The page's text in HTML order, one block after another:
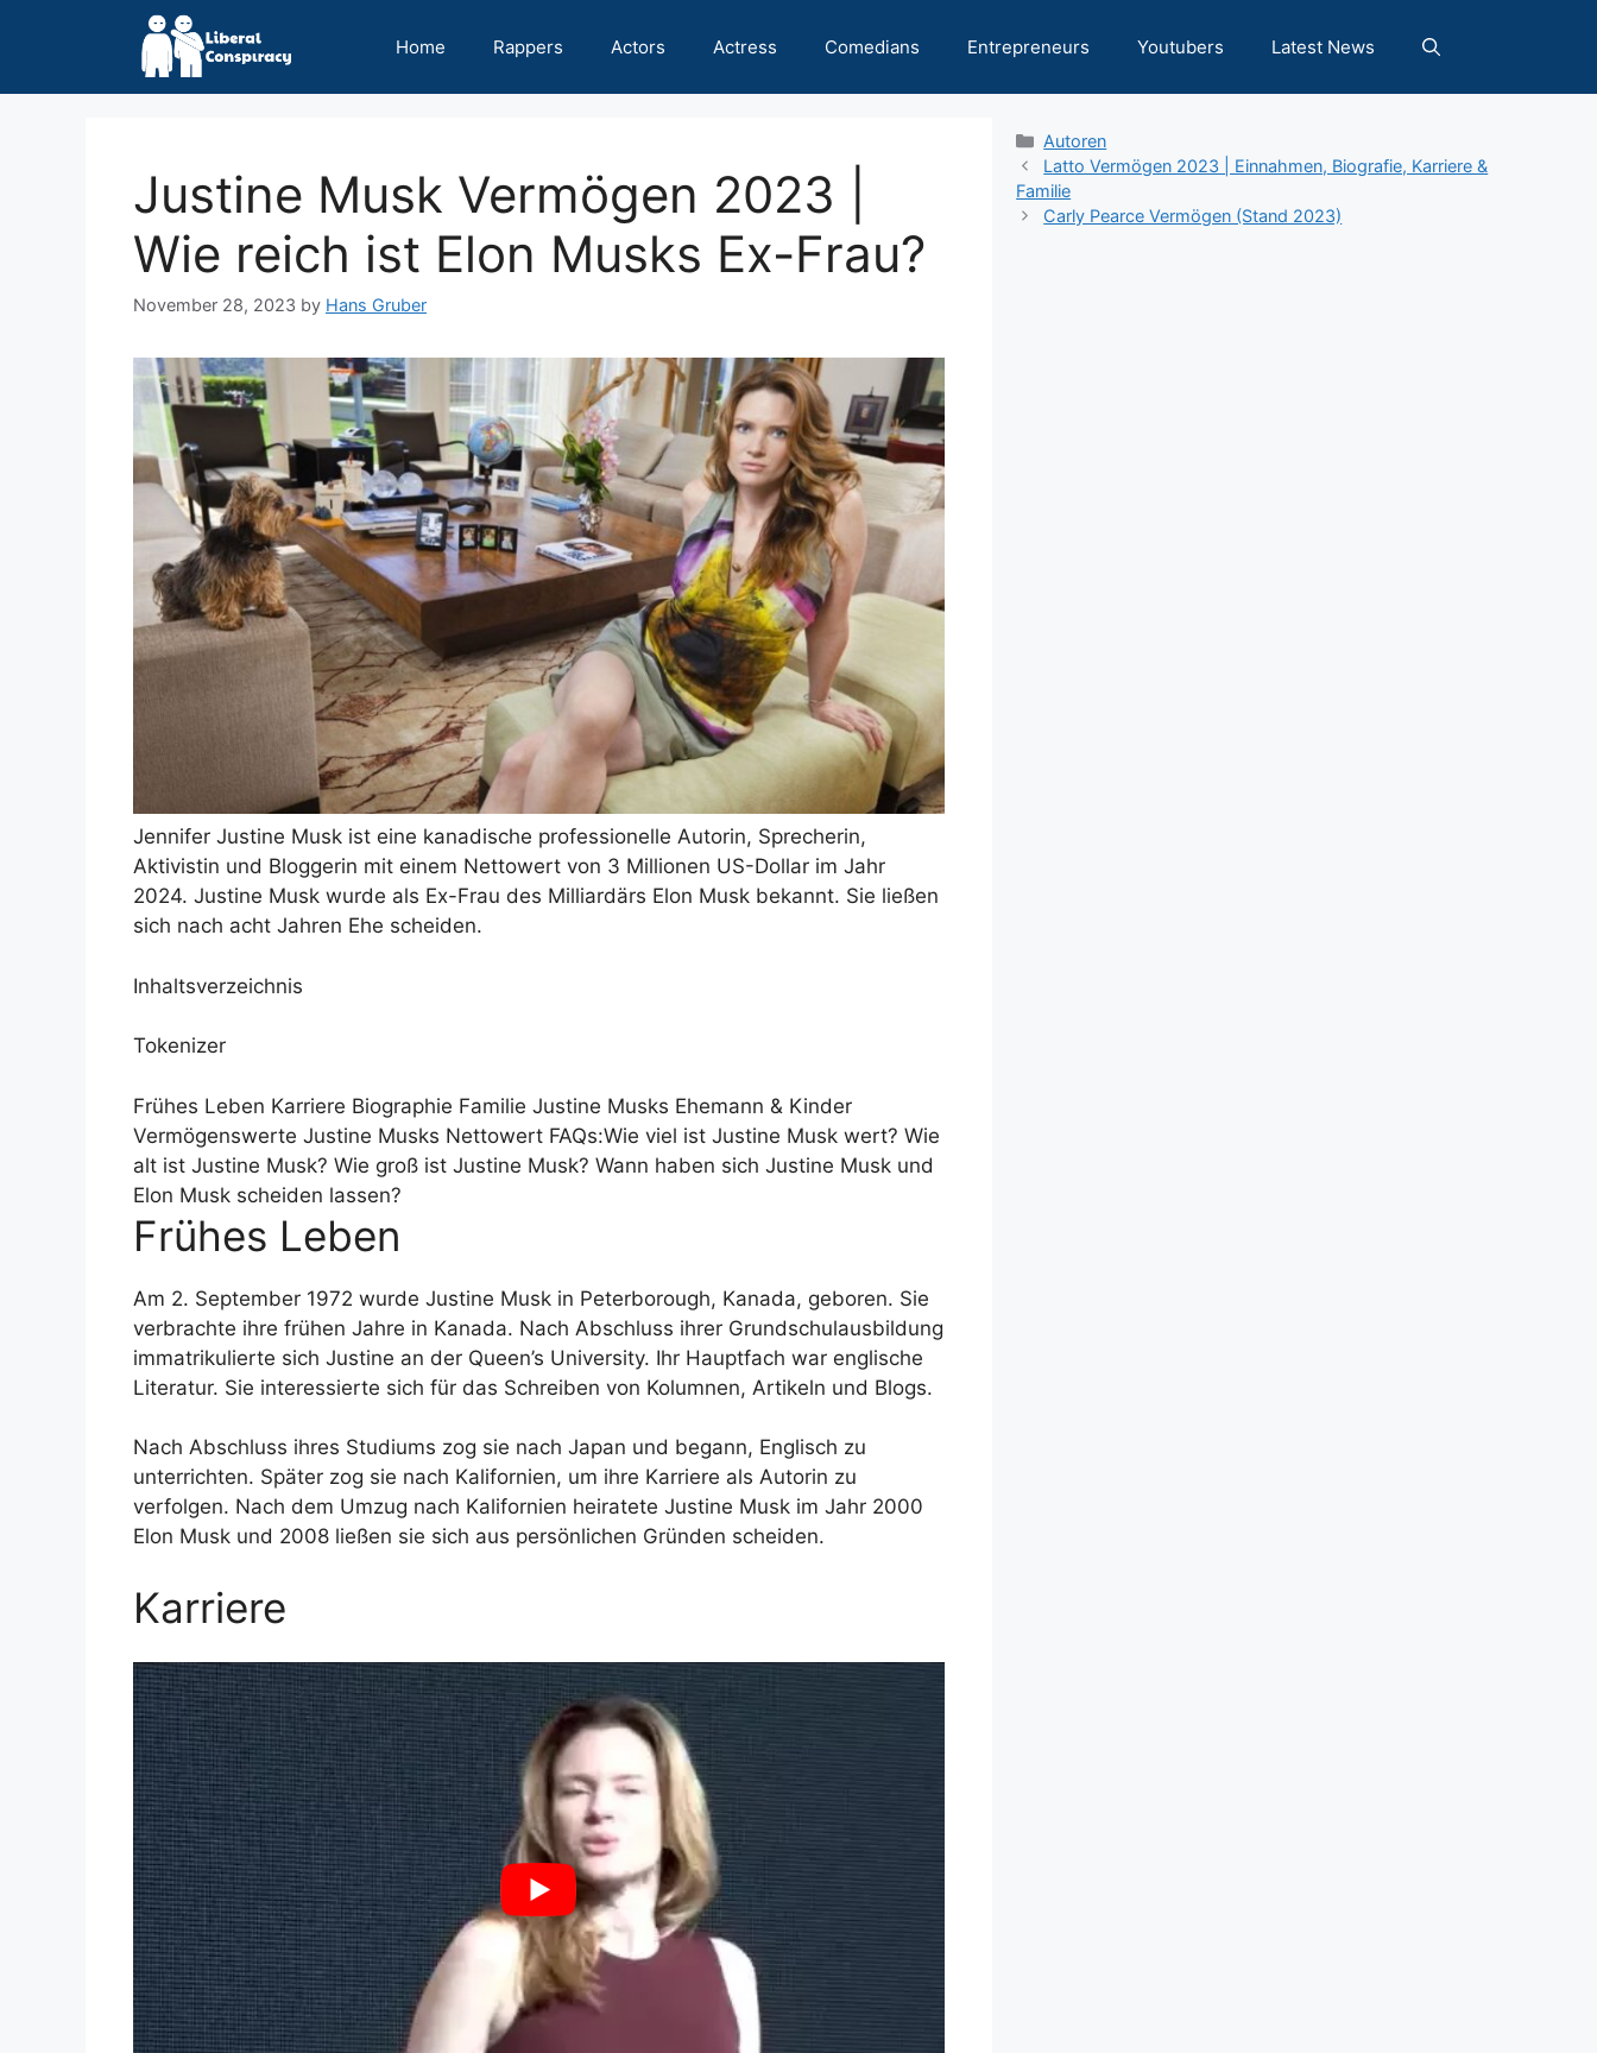
Home Rappers Actors Actress Comedians Entrepreneurs Youtubers Latest News
Justine Musk Vermögen 2023 |
Wie reich ist Elon Musks Ex-Frau?
November 28, 2023 by Hans Gruber
Jennifer Justine Musk ist eine kanadische professionelle Autorin, Sprecherin,
Aktivistin und Bloggerin mit einem Nettowert von 3 Millionen US-Dollar im Jahr
2024. Justine Musk wurde als Ex-Frau des Milliardärs Elon Musk bekannt. Sie ließen
sich nach acht Jahren Ehe scheiden.
Inhaltsverzeichnis
Tokenizer
Frühes Leben Karriere Biographie Familie Justine Musks Ehemann & Kinder
Vermögenswerte Justine Musks Nettowert FAQs:Wie viel ist Justine Musk wert? Wie
alt ist Justine Musk? Wie groß ist Justine Musk? Wann haben sich Justine Musk und
Elon Musk scheiden lassen?
Frühes Leben
Am 2. September 1972 wurde Justine Musk in Peterborough, Kanada, geboren. Sie
verbrachte ihre frühen Jahre in Kanada. Nach Abschluss ihrer Grundschulausbildung
immatrikulierte sich Justine an der Queen’s University. Ihr Hauptfach war englische
Literatur. Sie interessierte sich für das Schreiben von Kolumnen, Artikeln und Blogs.
Nach Abschluss ihres Studiums zog sie nach Japan und begann, Englisch zu
unterrichten. Später zog sie nach Kalifornien, um ihre Karriere als Autorin zu
verfolgen. Nach dem Umzug nach Kalifornien heiratete Justine Musk im Jahr 2000
Elon Musk und 2008 ließen sie sich aus persönlichen Gründen scheiden.
Karriere
Categories
Autoren
Latto Vermögen 2023 | Einnahmen, Biografie, Karriere &
Familie
Carly Pearce Vermögen (Stand 2023)